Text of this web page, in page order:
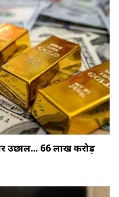
उछाल... ₹66 लाख करोड़